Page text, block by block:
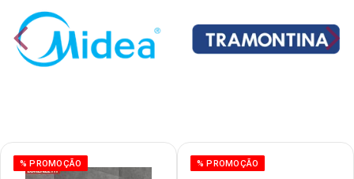
% PROMOÇÃO % PROMOÇÃO